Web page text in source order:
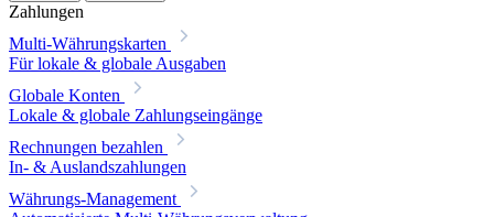
Zahlungen
Multi-Währungskarten
Für lokale & globale Ausgaben
Globale Konten
Lokale & globale Zahlungseingänge
Rechnungen bezahlen
In- & Auslandszahlungen
Währungs-Management